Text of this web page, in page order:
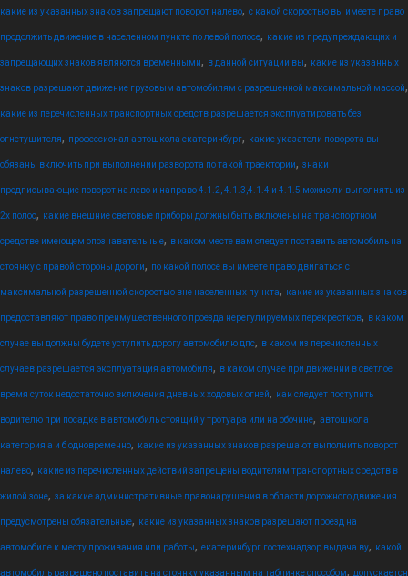
какие из указанных знаков запрещают поворот налево, с какой скоростью вы имеете право
продолжить движение в населенном пункте по левой полосе, какие из предупреждающих и
запрещающих знаков являются временными, в данной ситуации вы, какие из указанных
знаков разрешают движение грузовым автомобилям с разрешенной максимальной массой,
какие из перечисленных транспортных средств разрешается эксплуатировать без
огнетушителя, профессионал автошкола екатеринбург, какие указатели поворота вы
обязаны включить при выполнении разворота по такой траектории, знаки
предписывающие поворот на лево и направо 4.1.2, 4.1.3,4.1.4 и 4.1.5 можно ли выполнять из
2х полос, какие внешние световые приборы должны быть включены на транспортном
средстве имеющем опознавательные, в каком месте вам следует поставить автомобиль на
стоянку с правой стороны дороги, по какой полосе вы имеете право двигаться с
максимальной разрешенной скоростью вне населенных пункта, какие из указанных знаков
предоставляют право преимущественного проезда нерегулируемых перекрестков, в каком
случае вы должны будете уступить дорогу автомобилю дпс, в каком из перечисленных
случаев разрешается эксплуатация автомобиля, в каком случае при движении в светлое
время суток недостаточно включения дневных ходовых огней, как следует поступить
водителю при посадке в автомобиль стоящий у тротуара или на обочине, автошкола
категория а и б одновременно, какие из указанных знаков разрешают выполнить поворот
налево, какие из перечисленных действий запрещены водителям транспортных средств в
жилой зоне, за какие административные правонарушения в области дорожного движения
предусмотрены обязательные, какие из указанных знаков разрешают проезд на
автомобиле к месту проживания или работы, екатеринбург гостехнадзор выдача ву, какой
автомобиль разрешено поставить на стоянку указанным на табличке способом, допускается